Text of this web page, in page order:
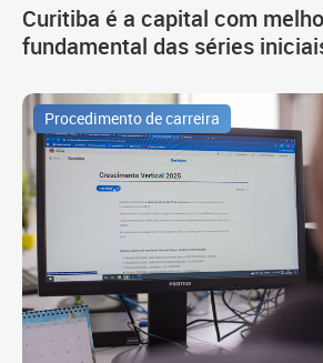
Curitiba é a capital com
fundamental das séries
Procedimento de carreira